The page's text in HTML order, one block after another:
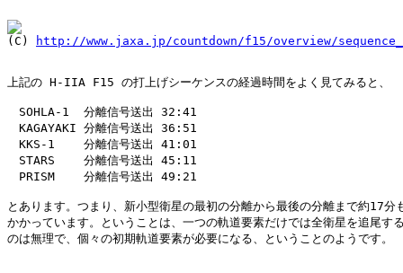
(C) http://www.jaxa.jp/countdown/f15/overview/
上記の H-IIA F15 の打上げシーケンスの経過時間をよく見てみると、
SOHLA-1  分離信号送出 32:41
KAGAYAKI 分離信号送出 36:51
KKS-1    分離信号送出 41:01
STARS    分離信号送出 45:11
PRISM    分離信号送出 49:21
とあります。つまり、新小型衛星の最初の分離から最後の分離まで約17分
かかっています。ということは、一つの軌道要素だけでは全衛星を追尾す
のは無理で、個々の初期軌道要素が必要になる、ということのようです。